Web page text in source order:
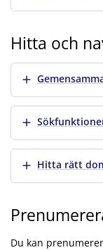
Hitta och
Visa mer
Visa mer
Visa merHitta rätt
Du kan